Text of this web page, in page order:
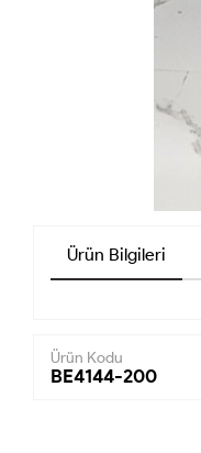
Ürün Bilgileri
Ürün Kodu
BE4144-200